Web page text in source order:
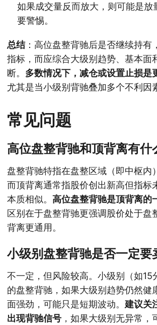
如果成交量反而放大，则可能是放
要警惕。
总结：高位盘整背驰后是否继续持有
指标，而应综合大级别趋势、基本面
断。 多数情况下，减仓或设置止损是
尤其是当小级别背驰叠加多个不利因
常见问题
高位盘整背驰和顶背离有什
盘整背驰特指在盘整区域（即中枢内
而顶背离通常指股价创出新高但指标
本质相似。 高位盘整背驰是顶背离的
区别在于盘整背驰更强调股价处于盘
背离更通用。
小级别盘整背驰是否一定要
不一定，但风险较高。小级别（如15
的盘整背驰，如果大级别趋势仍然健
面强劲，可能只是短期波动。 建议关
出现背驰信号 ，如果大级别无异常，